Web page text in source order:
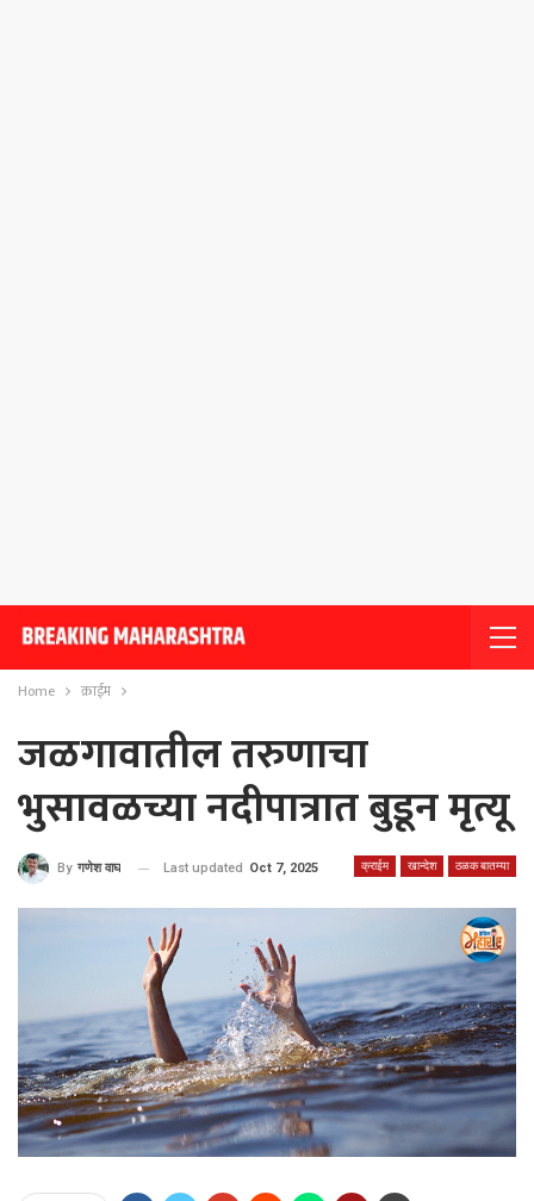
Home क्राईम
जळगावातील तरुणाचा
भुसावळच्या नदीपात्रात बुडून मृत्यू
क्राईम खान्देश ठळक बातम्या
By गणेश वाघ Last updated Oct 7, 2025